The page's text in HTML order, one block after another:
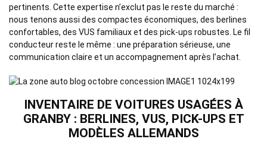
pertinents. Cette expertise n’exclut pas le reste du marché :
nous tenons aussi des compactes économiques, des berlines
confortables, des VUS familiaux et des pick-ups robustes. Le fil
conducteur reste le même : une préparation sérieuse, une
communication claire et un accompagnement après l’achat.
INVENTAIRE DE VOITURES USAGÉES À
GRANBY : BERLINES, VUS, PICK-UPS ET
MODÈLES ALLEMANDS